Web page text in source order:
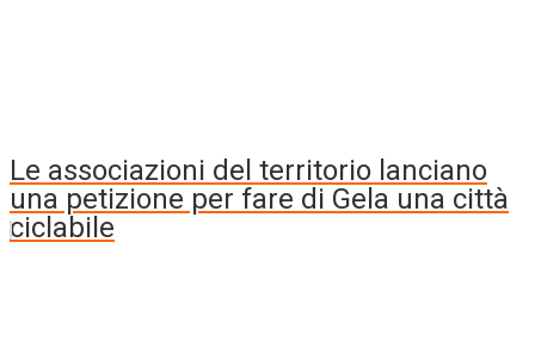
Le associazioni del territorio lanciano
una petizione per fare di Gela una città
ciclabile